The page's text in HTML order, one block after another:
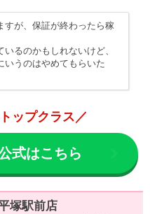
すが、保証が終わったら稼
るのかもしれないけど、
いうのはやめてもらいた
ップクラス／
式はこちら
塚駅前店